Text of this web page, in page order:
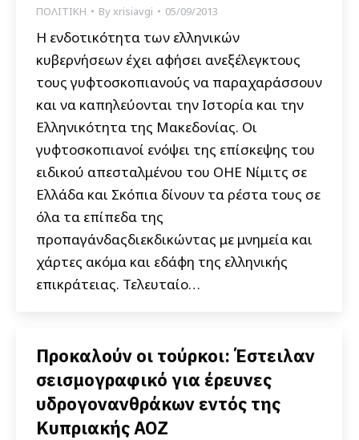
ΠΟΛΙΤΙΚΗ Byxrisiavgi 05/09/2013
Η ενδοτικότητα των ελληνικών
κυβερνήσεων έχει αφήσει ανεξέλεγκτους
τους γυφτοσκοπιανούς να παραχαράσσουν
και να καπηλεύονται την Ιστορία και την
Ελληνικότητα της Μακεδονίας. Οι
γυφτοσκοπιανοί ενόψει της επίσκεψης του
ειδικού απεσταλμένου του ΟΗΕ Νίμιτς σε
Ελλάδα και Σκόπια δίνουν τα ρέστα τους σε
όλα τα επίπεδα της
προπαγάνδαςδιεκδικώντας με μνημεία και
χάρτες ακόμα και εδάφη της ελληνικής
επικράτειας. Τελευταίο…
Προκαλούν οι τούρκοι: Έστειλαν
σεισμογραφικό για έρευνες
υδρογονανθράκων εντός της
Κυπριακής ΑΟΖ